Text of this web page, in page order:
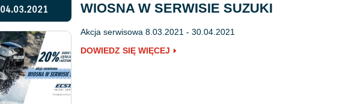
04.03.2021 WIOSNA W SERWISIE SUZUKI
Akcja serwisowa 8.03.2021 - 30.04.2021
DOWIEDZ SIĘ WIĘCEJ